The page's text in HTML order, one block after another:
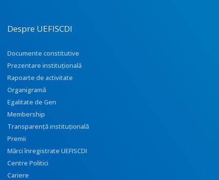
Despre UEFISCDI
Documente constitutive
Prezentare instituţională
Rapoarte de activitate
Organigramă
Egalitate de Gen
Membership
Transparenţă instituţională
Premii
Mărci înregistrate UEFISCDI
Centre Politici
Cariere